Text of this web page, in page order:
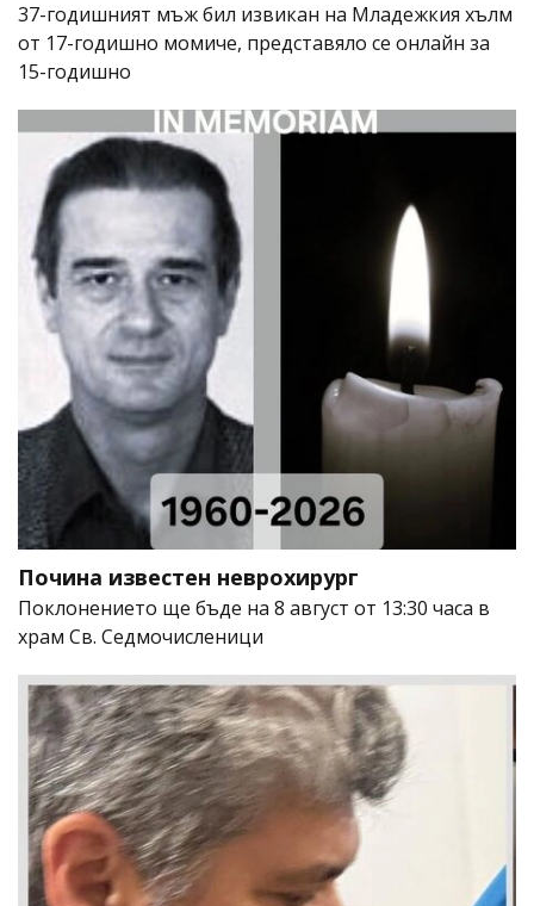
37-годишният мъж бил извикан на Младежкия хълм
от 17-годишно момиче, представяло се онлайн за
15-годишно
Почина известен неврохирург
Поклонението ще бъде на 8 август от 13:30 часа в
храм Св. Седмочисленици